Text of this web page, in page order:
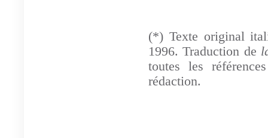
(*) Texte original
1996. Traduction de
toutes les
rédaction.